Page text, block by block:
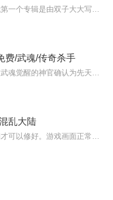
费/武魂/传奇杀手
乱大陆